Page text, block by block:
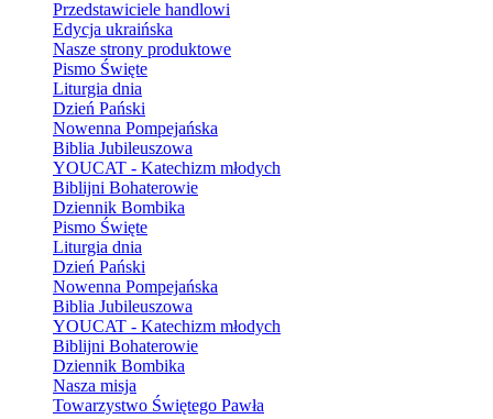
Przedstawiciele handlowi
Edycja ukraińska
Nasze strony produktowe
Pismo Święte
Liturgia dnia
Dzień Pański
Nowenna Pompejańska
Biblia Jubileuszowa
YOUCAT - Katechizm młodych
Biblijni Bohaterowie
Dziennik Bombika
Pismo Święte
Liturgia dnia
Dzień Pański
Nowenna Pompejańska
Biblia Jubileuszowa
YOUCAT - Katechizm młodych
Biblijni Bohaterowie
Dziennik Bombika
Nasza misja
Towarzystwo Świętego Pawła